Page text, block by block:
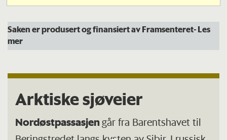
Saken er produsert og finansiert av Framsenteret- Les
mer
Arktiske sjøveier
Nordøstpassasjengår fra Barentshavet til